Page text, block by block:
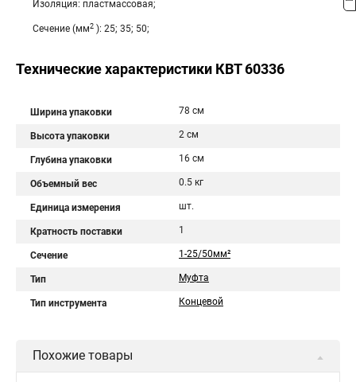
Изоляция: пластмассовая;
Сечение (мм2 ): 25; 35; 50;
Технические характеристики КВТ 60336
Ширина упаковки 78 см
Высота упаковки 2 см
Глубина упаковки 16 см
Объемный вес 0.5 кг
Единица измерения шт.
Кратность поставки 1
Сечение 1-25/50мм²
Тип Муфта
Тип инструмента Концевой
Похожие товары